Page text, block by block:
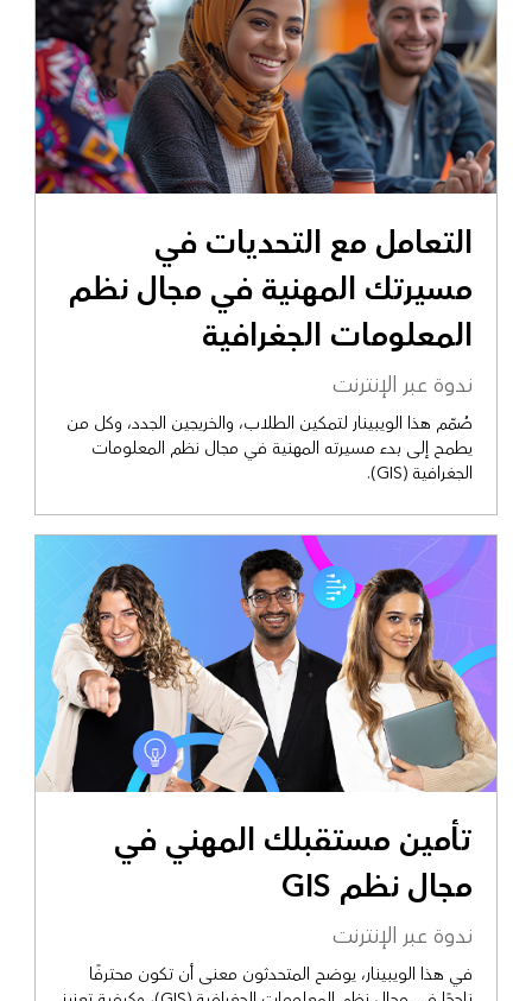
التعامل مع التحديات في
مسيرتك المهنية في مجال نظم
المعلومات الجغرافية
ندوة عبر الإنترنت
صُمّم هذا الويبينار لتمكين الطلاب، والخريجين الجدد، وكل من
يطمح إلى بدء مسيرته المهنية في مجال نظم المعلومات
الجغرافية (GIS).
تأمين مستقبلك المهني في
مجال نظم GIS
ندوة عبر الإنترنت
في هذا الويبينار، يوضح المتحدثون معنى أن تكون محترفًا